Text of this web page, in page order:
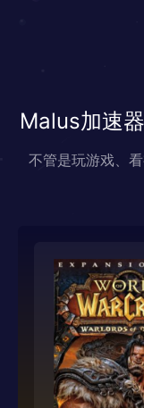
Malus加速
不管是玩游戏、